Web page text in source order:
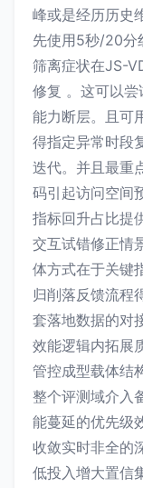
峰或是经历历史
先使用5秒/20分
筛离症状在JS-
修复 。这可以
能力断层。且可
得指定异常时段
迭代。并且最重
码引起访问空间
指标回升占比提
交互试错修正情
体方式在于关键
归削落反馈流程
套落地数据的对
效能逻辑内拓展
管控成型载体结
整个评测域介入
能蔓延的优先级
收敛实时非全的
低投入增大置信